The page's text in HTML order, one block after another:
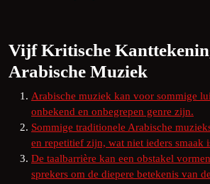
Vijf Kritische
Arabische Muziek
Arabische muziek kan voor sommige
onbekend en onbegrepen genre zijn.
Sommige traditionele Arabische
en repetitief zijn, wat niet ieders smaak
De taalbarrière kan een obstakel
sprekers om de diepere betekenis van